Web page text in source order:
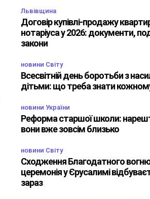
Львівщина
Договір купівлі-продажу
нотаріуса у 2026: документи,
закони
новини Світу
Всесвітній день боротьби з
дітьми: що треба знати
новини України
Реформа старшої школи:
вони вже зовсім близько
новини Світу
Сходження Благодатного
церемонія у Єрусалимі
зараз